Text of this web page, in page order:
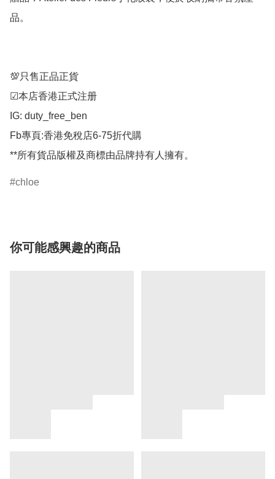
品。
💯只售正品正貨
☑︎本店香港正式注册
IG: duty_free_ben
Fb專頁:香港免稅店6-75折代購
**所有貨品版權及商標由品牌持有人擁有。
chloe
你可能感興趣的商品